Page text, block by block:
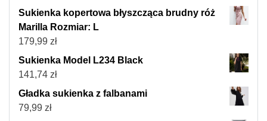
Sukienka kopertowa błyszcząca brudny róż
Marilla Rozmiar: L
179,99 zł
Sukienka Model L234 Black
141,74 zł
Gładka sukienka z falbanami
79,99 zł